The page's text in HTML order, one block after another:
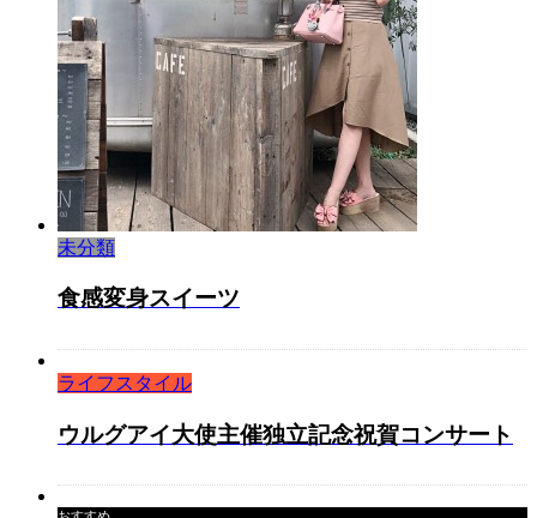
未分類
食感変身スイーツ
ライフスタイル
ウルグアイ大使主催独立記念祝賀コンサート